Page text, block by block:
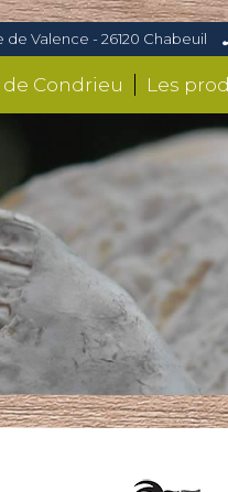
Valence - 26120 Chabeuil
Condrieu Les